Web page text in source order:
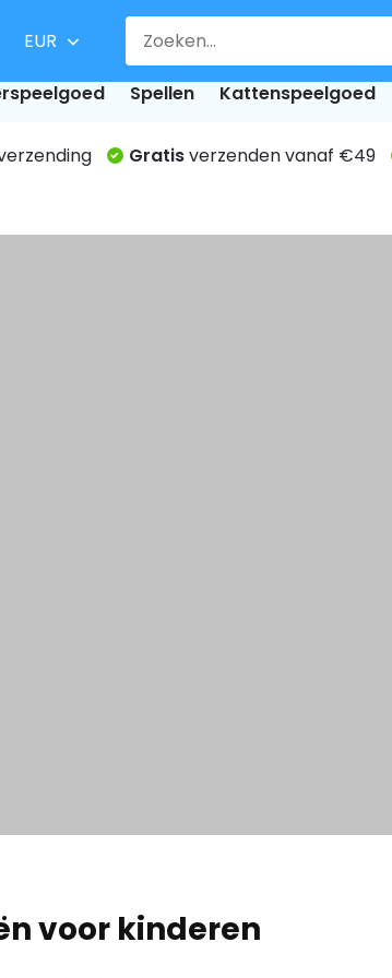
EUR
Spellen Kattenspeelgoed
Gratisverzenden vanaf €49
voor kinderen